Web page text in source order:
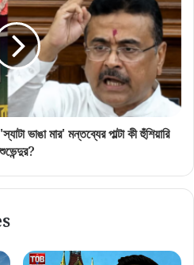
ভাঙা মার' মন্তব্যের পাল্টা কী হুঁশিয়ারি